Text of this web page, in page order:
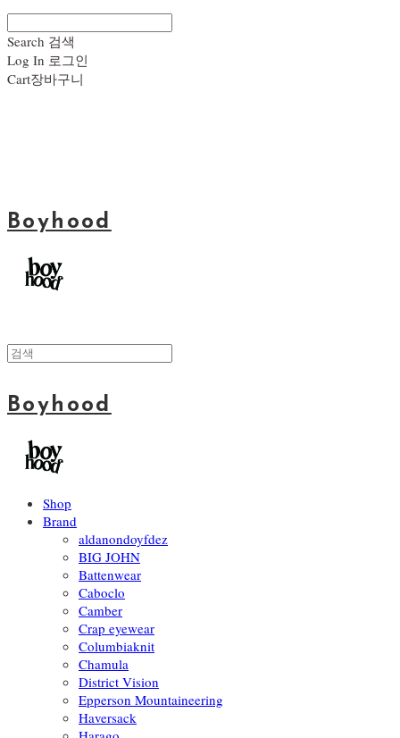
Search 검색
Log In 로그인
Cart장바구니
Boyhood
Boyhood
Shop
Brand
aldanondoyfdez
BIG JOHN
Battenwear
Caboclo
Camber
Crap eyewear
Columbiaknit
Chamula
District Vision
Epperson Mountaineering
Haversack